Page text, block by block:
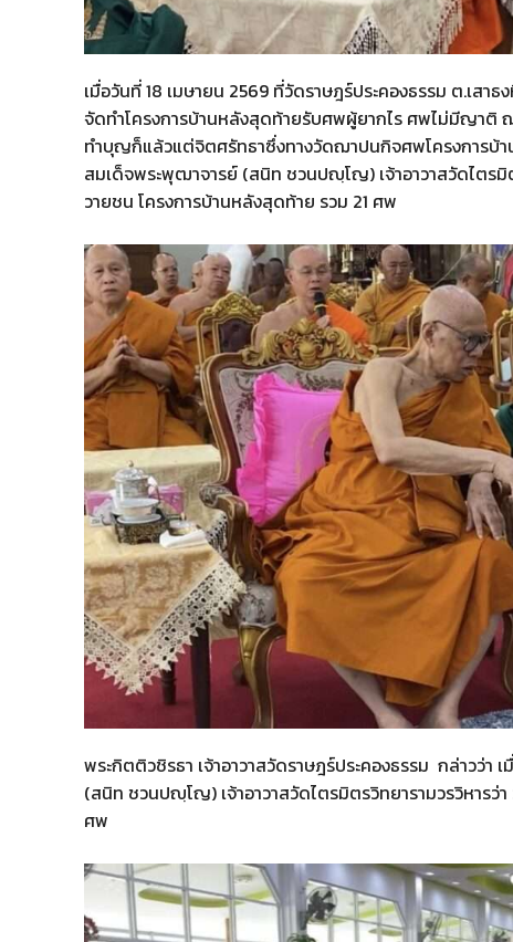
เมื่อวันที่ 18 เมษายน 2569 ที่วัดราษฎร์ประคองธรรม ต.เส
จัดทำโครงการบ้านหลังสุดท้ายรับศพผู้ยากไร ศพไม่มีญาติ
ทำบุญก็แล้วแต่จิตศรัทธาซึ่งทางวัดฌาปนกิจศพโครงการบ้
สมเด็จพระพุฒาจารย์ (สนิท ชวนปญฺโญ) เจ้าอาวาสวัดไตร
วายชน โครงการบ้านหลังสุดท้าย รวม 21 ศพ
พระกิตติวชิรธา เจ้าอาวาสวัดราษฎร์ประคองธรรม กล่าวว่
(สนิท ชวนปญฺโญ) เจ้าอาวาสวัดไตรมิตรวิทยารามวรวิหารว่
ศพ